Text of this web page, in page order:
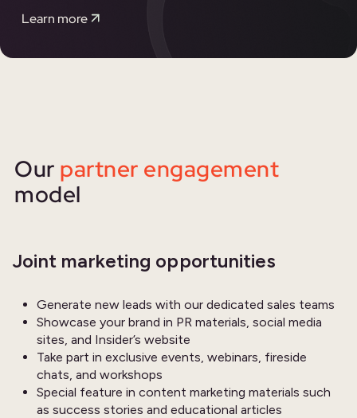
Learn more
Our partner engagement
model
Joint marketing opportunities
Generate new leads with our dedicated sales teams
Showcase your brand in PR materials, social media
sites, and Insider’s website
Take part in exclusive events, webinars, fireside
chats, and workshops
Special feature in content marketing materials such
as success stories and educational articles